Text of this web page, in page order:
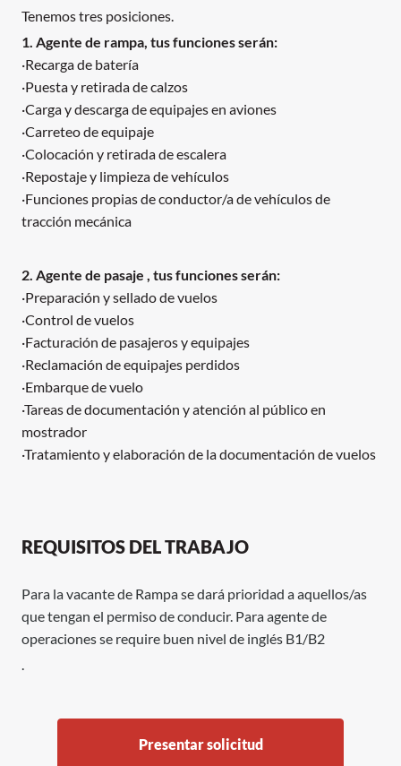
Tenemos tres posiciones.
1. Agente de rampa, tus funciones serán:
·Recarga de batería
·Puesta y retirada de calzos
·Carga y descarga de equipajes en aviones
·Carreteo de equipaje
·Colocación y retirada de escalera
·Repostaje y limpieza de vehículos
·Funciones propias de conductor/a de vehículos de
tracción mecánica
2. Agente de pasaje , tus funciones serán:
·Preparación y sellado de vuelos
·Control de vuelos
·Facturación de pasajeros y equipajes
·Reclamación de equipajes perdidos
·Embarque de vuelo
·Tareas de documentación y atención al público en
mostrador
·Tratamiento y elaboración de la documentación de vuelos
REQUISITOS DEL TRABAJO
Para la vacante de Rampa se dará prioridad a aquellos/as
que tengan el permiso de conducir. Para agente de
operaciones se require buen nivel de inglés B1/B2
.
Presentar solicitud